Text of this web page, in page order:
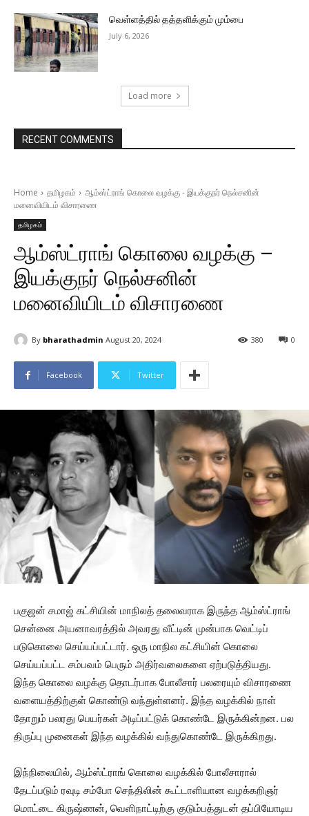
வெள்ளத்தில் தத்தளிக்கும் மும்பை
July 6, 2026
Load more
RECENT COMMENTS